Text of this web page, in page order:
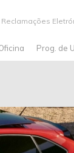
Prog. de